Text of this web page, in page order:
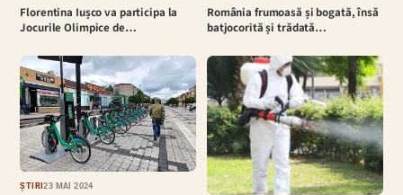
Florentina Iușco va participa la
Jocurile Olimpice de…
România frumoasă și bogată, însă
batjocorită și trădată…
ȘTIRI23 MAI 2024